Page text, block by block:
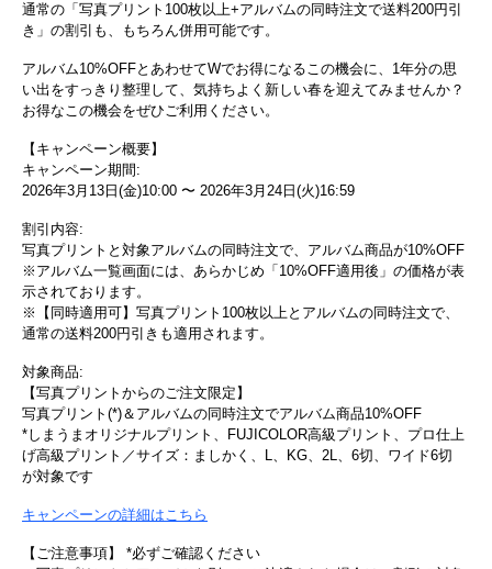
通常の「写真プリント100枚以上+アルバムの同時注文で送料200円引
き」の割引も、もちろん併用可能です。
アルバム10%OFFとあわせてWでお得になるこの機会に、1年分の思
い出をすっきり整理して、気持ちよく新しい春を迎えてみませんか？
お得なこの機会をぜひご利用ください。
【キャンペーン概要】
キャンペーン期間:
2026年3月13日(金)10:00 〜 2026年3月24日(火)16:59
割引内容:
写真プリントと対象アルバムの同時注文で、アルバム商品が10%OFF
※アルバム一覧画面には、あらかじめ「10%OFF適用後」の価格が表
示されております。
※【同時適用可】写真プリント100枚以上とアルバムの同時注文で、
通常の送料200円引きも適用されます。
対象商品:
【写真プリントからのご注文限定】
写真プリント(*)＆アルバムの同時注文でアルバム商品10%OFF
*しまうまオリジナルプリント、FUJICOLOR高級プリント、プロ仕上
げ高級プリント／サイズ：ましかく、L、KG、2L、6切、ワイド6切
が対象です
キャンペーンの詳細はこちら
【ご注意事項】 *必ずご確認ください